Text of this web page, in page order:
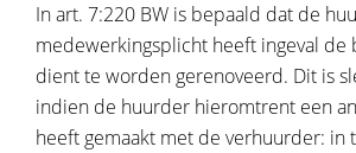
In art. 7:220 BW is bepaald dat de
medewerkingsplicht heeft ingeval
dient te worden gerenoveerd. Dit is
indien de huurder hieromtrent een
heeft gemaakt met de verhuurder: in